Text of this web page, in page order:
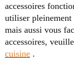
accessoires
utiliser pleinement
mais aussi vous
accessoires,
cuisine .